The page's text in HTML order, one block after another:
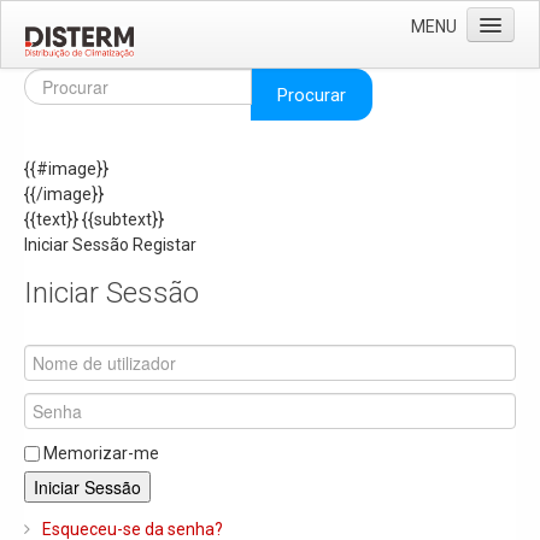
MENU
Home
Áreas de Negócio
Missão e Valores
As Nossas Marcas
Recrutamento
Produtos
Solar
Termoacumuladores e Depósitos de Inércia
Ar Condicionado
Procurar
{{#image}}
{{/image}}
{{text}}{{subtext}}
Iniciar Sessão Registar
Iniciar Sessão
Memorizar-me
Iniciar Sessão
Esqueceu-se da senha?